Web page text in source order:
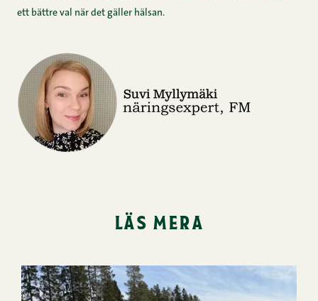
ett bättre val när det gäller hälsan.
läs mera